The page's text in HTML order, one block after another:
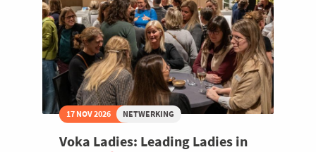
17 NOV 2026 NETWERKING
Voka Ladies: Leading Ladies in